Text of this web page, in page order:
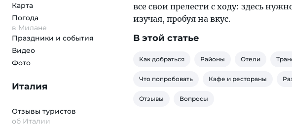
Карта
Погода
в Милане
Праздники и события
Видео
Фото
Италия
Отзывы туристов
об Италии
все свои прелести с ходу: здесь
изучая, пробуя на вкус.
В этой статье
Как добраться Районы Отели
Что попробовать Кафе и рестораны
Отзывы Вопросы